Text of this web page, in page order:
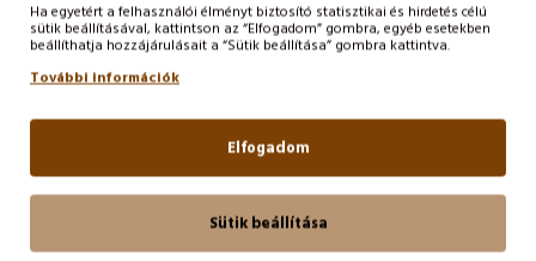
Törpe ágyásrózsa -
Törpe ágyásrózsa -
Ha egyetért a felhasználói élményt biztosító statisztikai és hirdetés célú
sütik beállításával, kattintson az “Elfogadom” gombra, egyéb esetekben
beállíthatja hozzájárulásait a “Sütik beállítása” gombra kattintva.
További információk
Elfogadom
Sütik beállítása